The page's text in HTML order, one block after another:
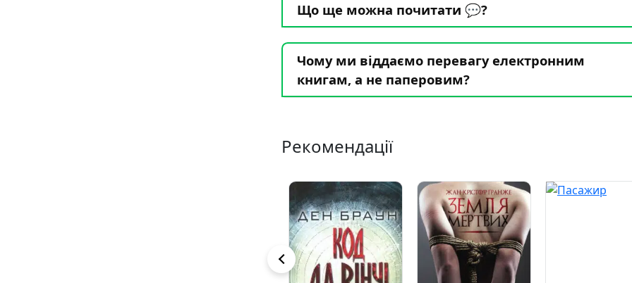
Що ще можна почитати 💬?
Чому ми віддаємо перевагу електронним
книгам, а не паперовим?
Рекомендації